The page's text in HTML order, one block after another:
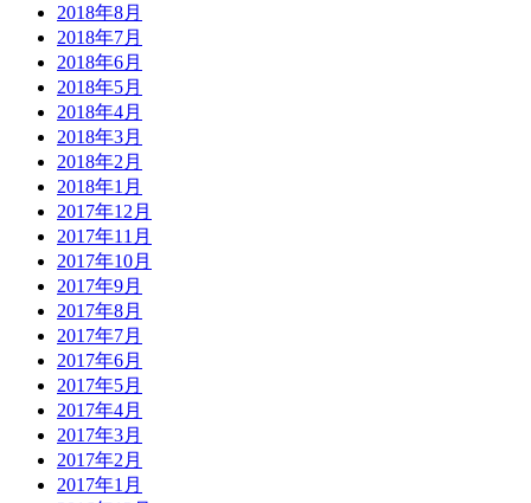
2018年8月
2018年7月
2018年6月
2018年5月
2018年4月
2018年3月
2018年2月
2018年1月
2017年12月
2017年11月
2017年10月
2017年9月
2017年8月
2017年7月
2017年6月
2017年5月
2017年4月
2017年3月
2017年2月
2017年1月